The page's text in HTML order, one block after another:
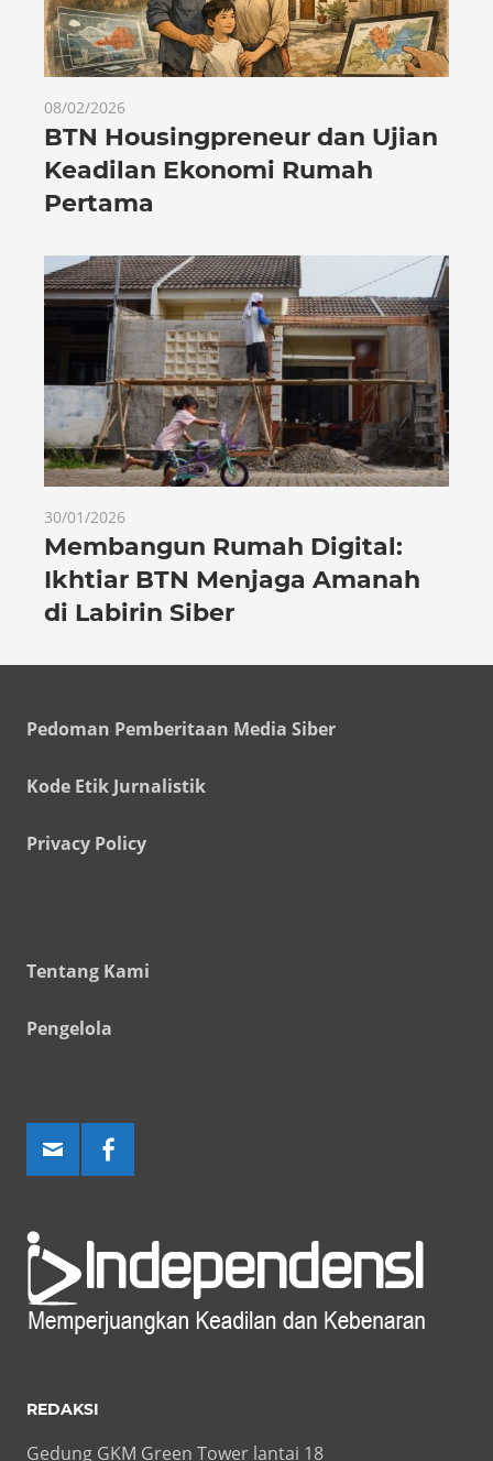
08/02/2026
BTN Housingpreneur dan Ujian
Keadilan Ekonomi Rumah
Pertama
30/01/2026
Membangun Rumah Digital:
Ikhtiar BTN Menjaga Amanah
di Labirin Siber
Pedoman Pemberitaan Media Siber
Kode Etik Jurnalistik
Privacy Policy
Tentang Kami
Pengelola
REDAKSI
Gedung GKM Green Tower lantai 18